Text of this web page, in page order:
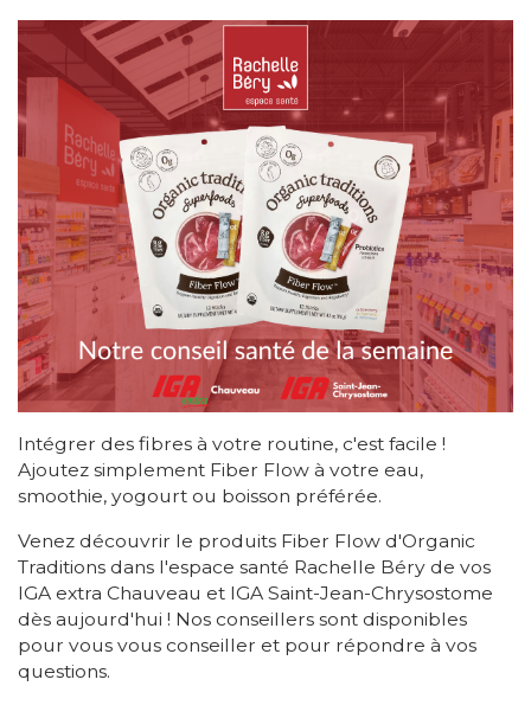
Intégrer des fibres à votre routine, c'est facile !
Ajoutez simplement Fiber Flow à votre eau,
smoothie, yogourt ou boisson préférée.
Venez découvrir le produits Fiber Flow d'Organic
Traditions dans l'espace santé Rachelle Béry de vos
IGA extra Chauveau et IGA Saint-Jean-Chrysostome
dès aujourd'hui ! Nos conseillers sont disponibles
pour vous vous conseiller et pour répondre à vos
questions.